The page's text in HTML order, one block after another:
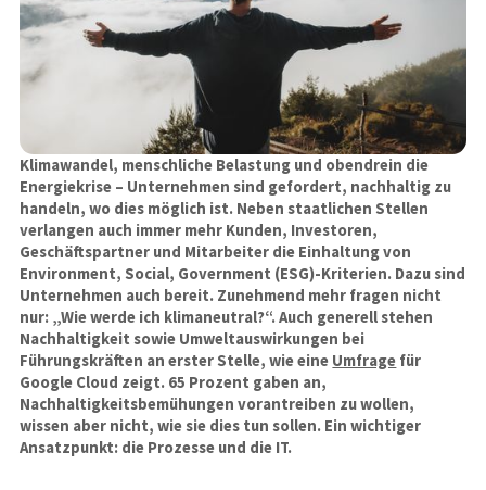
Klimawandel, menschliche Belastung und obendrein die
Energiekrise – Unternehmen sind gefordert, nachhaltig zu
handeln, wo dies möglich ist. Neben staatlichen Stellen
verlangen auch immer mehr Kunden, Investoren,
Geschäftspartner und Mitarbeiter die Einhaltung von
Environment, Social, Government (ESG)-Kriterien. Dazu sind
Unternehmen auch bereit. Zunehmend mehr fragen nicht
nur: „Wie werde ich klimaneutral?“. Auch generell stehen
Nachhaltigkeit sowie Umweltauswirkungen bei
Führungskräften an erster Stelle, wie eine Umfrage für
Google Cloud zeigt. 65 Prozent gaben an,
Nachhaltigkeitsbemühungen vorantreiben zu wollen,
wissen aber nicht, wie sie dies tun sollen. Ein wichtiger
Ansatzpunkt: die Prozesse und die IT.